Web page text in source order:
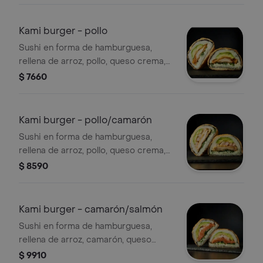
Kami burger - pollo
Sushi en forma de hamburguesa,
rellena de arroz, pollo, queso crema,
cebollín, palta y alga nori. env. en
$ 7660
Kami burger - pollo/camarón
Sushi en forma de hamburguesa,
rellena de arroz, pollo, queso crema,
cebollín, palta, camarón y alga nori.
$ 8590
Kami burger - camarón/salmón
Sushi en forma de hamburguesa,
rellena de arroz, camarón, queso
crema, cebollín, palta, salmón y alga
$ 9910